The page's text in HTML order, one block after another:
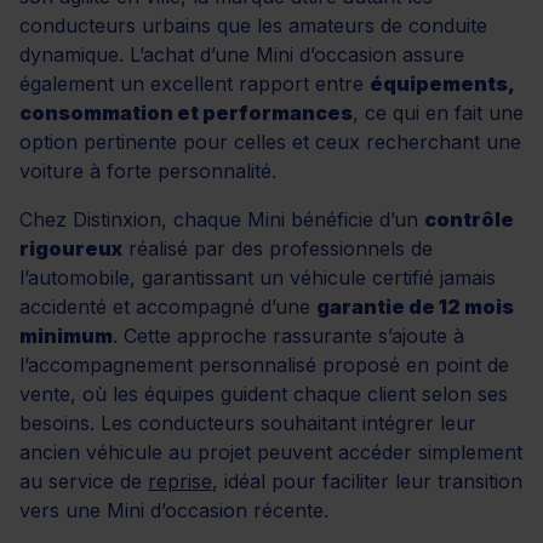
conducteurs urbains que les amateurs de conduite
dynamique. L’achat d’une Mini d’occasion assure
également un excellent rapport entre équipements,
consommation et performances, ce qui en fait une
option pertinente pour celles et ceux recherchant une
voiture à forte personnalité.
Chez Distinxion, chaque Mini bénéficie d’un contrôle
rigoureux réalisé par des professionnels de
l’automobile, garantissant un véhicule certifié jamais
accidenté et accompagné d’une garantie de 12 mois
minimum. Cette approche rassurante s’ajoute à
l’accompagnement personnalisé proposé en point de
vente, où les équipes guident chaque client selon ses
besoins. Les conducteurs souhaitant intégrer leur
ancien véhicule au projet peuvent accéder simplement
au service de reprise, idéal pour faciliter leur transition
vers une Mini d’occasion récente.